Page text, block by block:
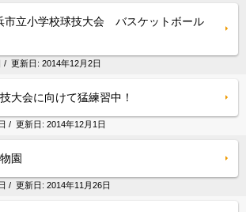
立小学校球技大会 バスケットボール
/ 更新日: 2014年12月2日
大会に向けて猛練習中！
/ 更新日: 2014年12月1日
園
/ 更新日: 2014年11月26日